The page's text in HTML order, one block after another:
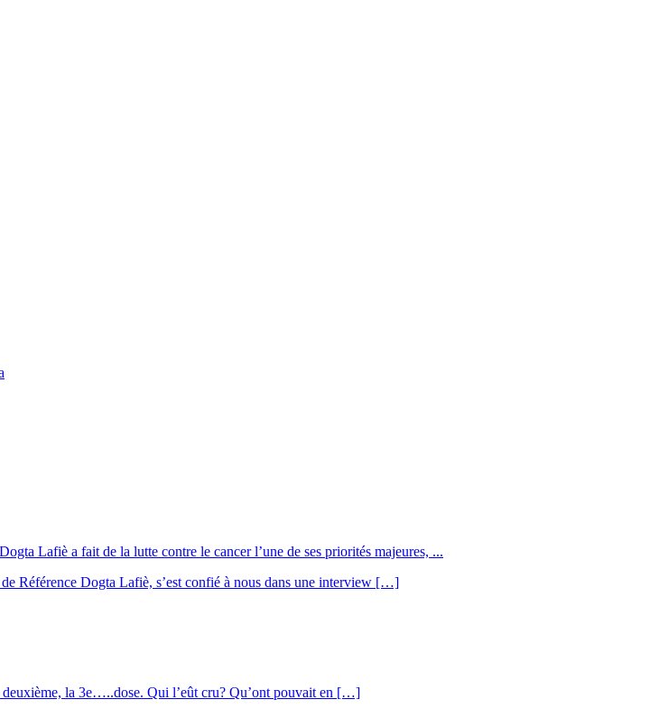
Lafiè a fait de la lutte contre le cancer l’une de ses priorités majeures, ...
Référence Dogta Lafiè, s’est confié à nous dans une interview […]
deuxième, la 3e…..dose. Qui l’eût cru? Qu’ont pouvait en […]